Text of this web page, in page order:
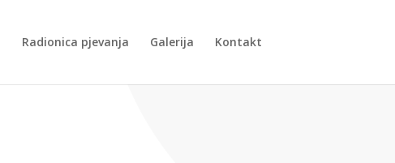
Radionica pjevanja Galerija Kontakt